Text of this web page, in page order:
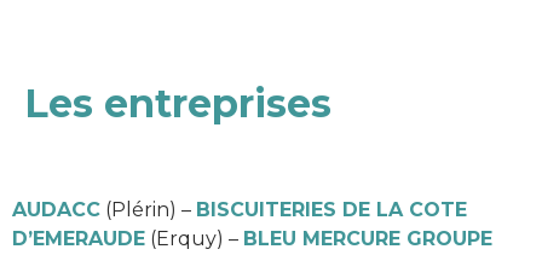
Les entreprises
AUDACC (Plérin) – BISCUITERIES DE LA COTE
D’EMERAUDE (Erquy) – BLEU MERCURE GROUPE